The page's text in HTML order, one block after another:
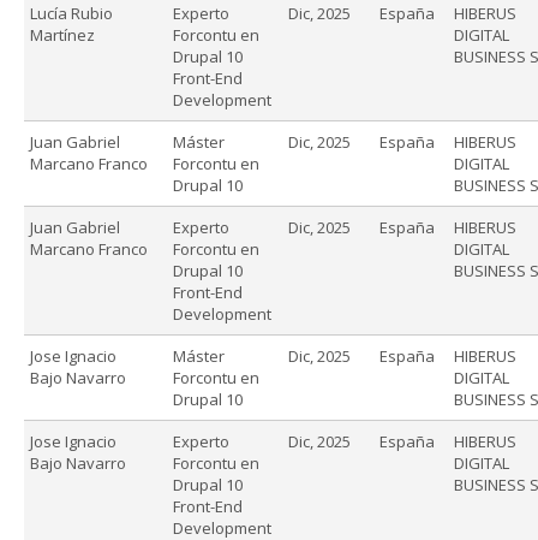
Lucía Rubio
Martínez
Experto
Forcontu en
Drupal 10
Front-End
Development
Dic, 2025 España
HIBERUS
DIGITAL
BUSINESS
Juan Gabriel
Marcano Franco
Máster
Forcontu en
Drupal 10
Dic, 2025 España
HIBERUS
DIGITAL
BUSINESS
Juan Gabriel
Marcano Franco
Experto
Forcontu en
Drupal 10
Front-End
Development
Dic, 2025 España
HIBERUS
DIGITAL
BUSINESS
Jose Ignacio
Bajo Navarro
Máster
Forcontu en
Drupal 10
Dic, 2025 España
HIBERUS
DIGITAL
BUSINESS
Jose Ignacio
Bajo Navarro
Experto
Forcontu en
Drupal 10
Front-End
Development
Dic, 2025 España
HIBERUS
DIGITAL
BUSINESS